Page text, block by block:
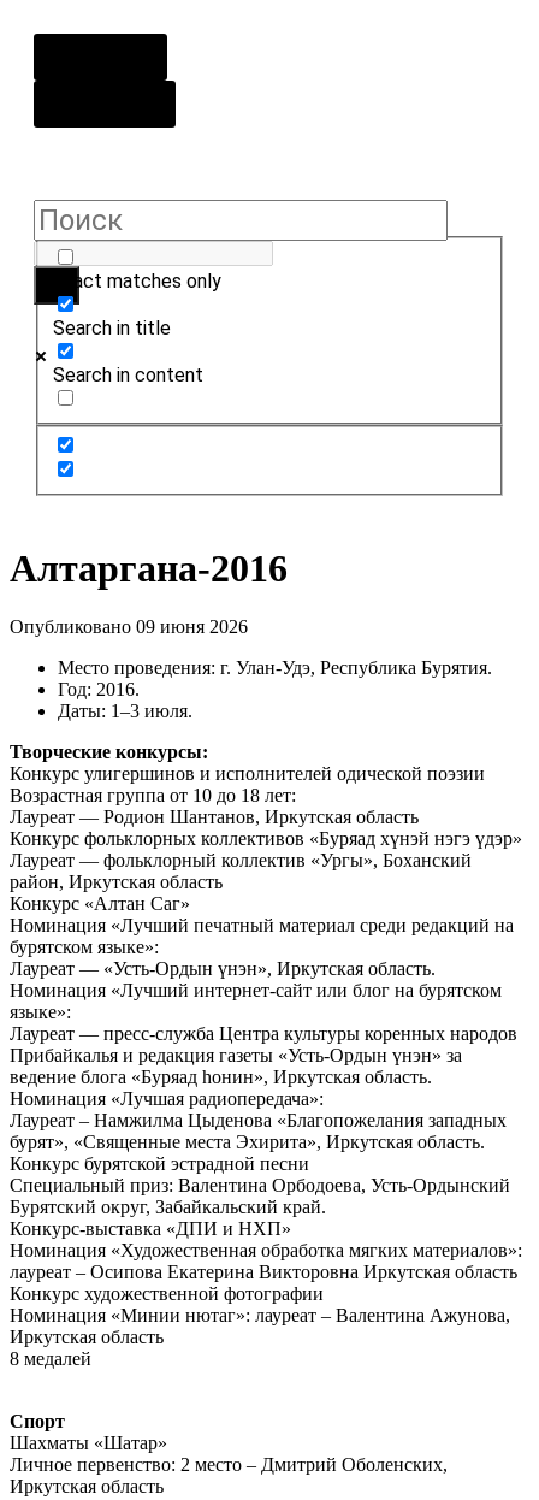
Exact matches only
Search in title
Search in content
Алтаргана-2016
Опубликовано 09 июня 2026
Место проведения: г. Улан‑Удэ, Республика Бурятия.
Год: 2016.
Даты: 1–3 июля.
Творческие конкурсы:
Конкурс улигершинов и исполнителей одической поэзии
Возрастная группа от 10 до 18 лет:
Лауреат — Родион Шантанов, Иркутская область
Конкурс фольклорных коллективов «Буряад хүнэй нэгэ үдэр»
Лауреат — фольклорный коллектив «Ургы», Боханский
район, Иркутская область
Конкурс «Алтан Саг»
Номинация «Лучший печатный материал среди редакций на
бурятском языке»:
Лауреат — «Усть-Ордын үнэн», Иркутская область.
Номинация «Лучший интернет-сайт или блог на бурятском
языке»:
Лауреат — пресс-служба Центра культуры коренных народов
Прибайкалья и редакция газеты «Усть-Ордын үнэн» за
ведение блога «Буряад һонин», Иркутская область.
Номинация «Лучшая радиопередача»:
Лауреат – Намжилма Цыденова «Благопожелания западных
бурят», «Священные места Эхирита», Иркутская область.
Конкурс бурятской эстрадной песни
Специальный приз: Валентина Орбодоева, Усть-Ордынский
Бурятский округ, Забайкальский край.
Конкурс-выставка «ДПИ и НХП»
Номинация «Художественная обработка мягких материалов»:
лауреат – Осипова Екатерина Викторовна Иркутская область
Конкурс художественной фотографии
Номинация «Минии нютаг»: лауреат – Валентина Ажунова,
Иркутская область
8 медалей
Спорт
Шахматы «Шатар»
Личное первенство: 2 место – Дмитрий Оболенских,
Иркутская область